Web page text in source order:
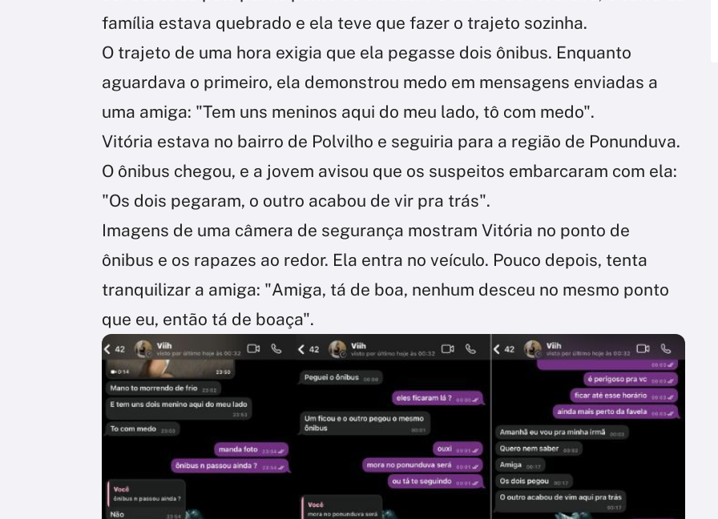
família estava quebrado e ela teve que fazer o trajeto sozinha.
O trajeto de uma hora exigia que ela pegasse dois ônibus. Enquanto
aguardava o primeiro, ela demonstrou medo em mensagens enviadas a
uma amiga: "Tem uns meninos aqui do meu lado, tô com medo".
Vitória estava no bairro de Polvilho e seguiria para a região de Ponunduva.
O ônibus chegou, e a jovem avisou que os suspeitos embarcaram com ela:
"Os dois pegaram, o outro acabou de vir pra trás".
Imagens de uma câmera de segurança mostram Vitória no ponto de
ônibus e os rapazes ao redor. Ela entra no veículo. Pouco depois, tenta
tranquilizar a amiga: "Amiga, tá de boa, nenhum desceu no mesmo ponto
que eu, então tá de boaça".